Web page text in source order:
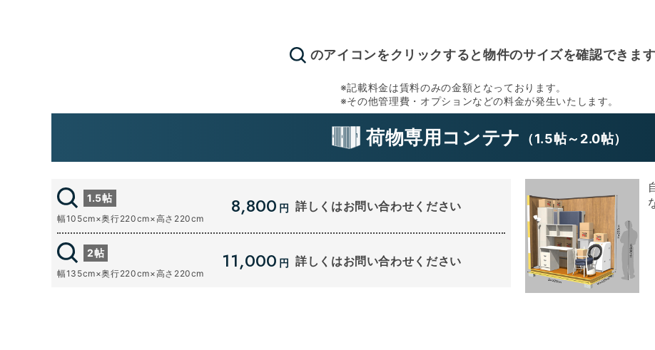
のアイコンをクリックすると物件のサイズを確認できます
※記載料金は賃料のみの金額となっております。
※その他管理費・オプションなどの料金が発生いたします。
荷物専用コンテナ （1.5帖～ 2.0帖）
1.5帖
幅105cm×奥行220cm×高さ220cm
8,800 円 詳しくはお問い合わせください
2帖
幅135cm×奥行220cm×高さ220cm
11,000 円 詳しくはお問い合わせください
8帖タイプ
幅×奥行×高さ(㎝)
220×580×220